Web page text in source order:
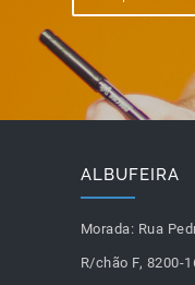
ALBUFEIRA
Morada: Rua
R/chão F, 8200-